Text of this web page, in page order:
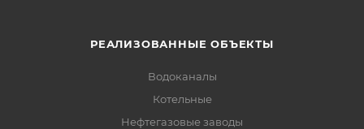
РЕАЛИЗОВАННЫЕ ОБЪЕКТЫ
Водоканалы
Котельные
Нефтегазовые заводы